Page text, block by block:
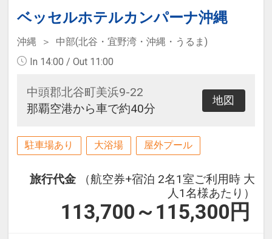
2連泊以上されますと期間中1回夕食
サービス♪（チェックインの際にご
利用日をお伝えください。）
ベッセルホテルカンパーナ沖縄
沖縄
中部(北谷・宜野湾・沖縄・うるま)
In 14:00 / Out 11:00
中頭郡北谷町美浜9-22
那覇空港から車で約40分
地図
駐車場あり 大浴場 屋外プール
旅行代金
（航空券+宿泊 2名1室ご利用時 大
人1名様あたり）
113,700～115,300 円